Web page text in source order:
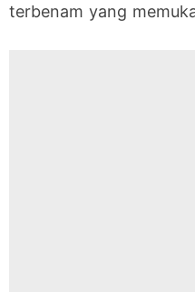
terbenam yang